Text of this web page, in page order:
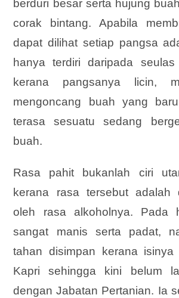
berduri besar serta hujung
corak bintang. Apabila
dapat dilihat setiap pangsa
hanya terdiri daripada
kerana pangsanya licin,
mengoncang buah yang
terasa sesuatu sedang
buah.
Rasa pahit bukanlah ciri
kerana rasa tersebut adalah
oleh rasa alkoholnya. Pada
sangat manis serta padat,
tahan disimpan kerana isinya
Kapri sehingga kini belum
dengan Jabatan Pertanian. Ia